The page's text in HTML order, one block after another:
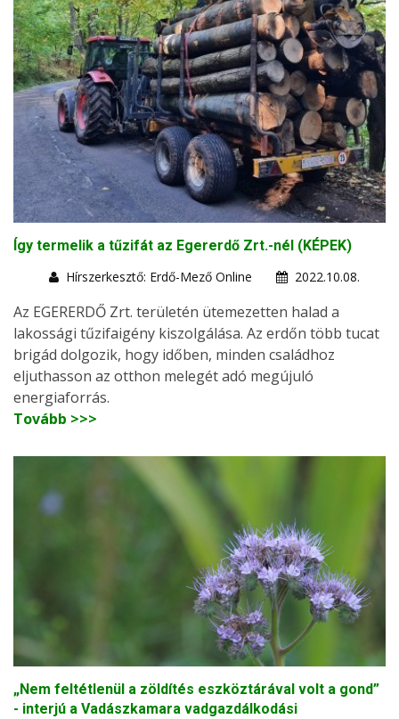
Így termelik a tűzifát az Egererdő Zrt.-nél (KÉPEK)
Hírszerkesztő: Erdő-Mező Online
2022.10.08.
Az EGERERDŐ Zrt. területén ütemezetten halad a
lakossági tűzifaigény kiszolgálása. Az erdőn több tucat
brigád dolgozik, hogy időben, minden családhoz
eljuthasson az otthon melegét adó megújuló
energiaforrás.
Tovább >>>
„Nem feltétlenül a zöldítés eszköztárával volt a gond”
- interjú a Vadászkamara vadgazdálkodási